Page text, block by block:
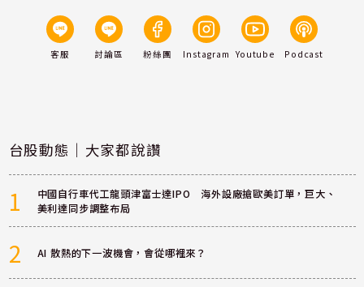
客服 討論區 粉絲團 Instagram Youtube Podcast
台股動態｜大家都說讚
1
中國自行車代工龍頭津富士達IPO 海外設廠搶歐美訂單，巨大、
美利達同步調整布局
2 AI 散熱的下一波機會，會從哪裡來？